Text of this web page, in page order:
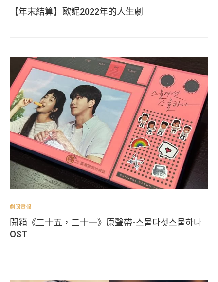
【年末結算】歐妮2022年的人生劇
劇照畫報
開箱《二十五，二十一》原聲帶-스물다섯스물하나
OST